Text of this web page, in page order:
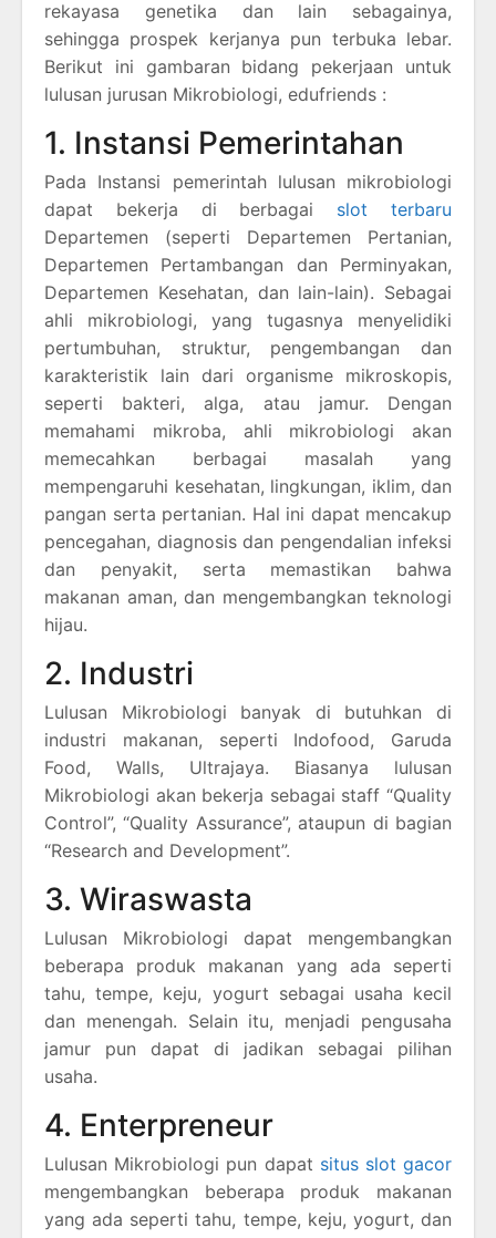
rekayasa genetika dan lain sebagainya,
sehingga prospek kerjanya pun terbuka lebar.
Berikut ini gambaran bidang pekerjaan untuk
lulusan jurusan Mikrobiologi, edufriends :
1. Instansi Pemerintahan
Pada Instansi pemerintah lulusan mikrobiologi
dapat bekerja di berbagai slot terbaru
Departemen (seperti Departemen Pertanian,
Departemen Pertambangan dan Perminyakan,
Departemen Kesehatan, dan lain-lain). Sebagai
ahli mikrobiologi, yang tugasnya menyelidiki
pertumbuhan, struktur, pengembangan dan
karakteristik lain dari organisme mikroskopis,
seperti bakteri, alga, atau jamur. Dengan
memahami mikroba, ahli mikrobiologi akan
memecahkan berbagai masalah yang
mempengaruhi kesehatan, lingkungan, iklim, dan
pangan serta pertanian. Hal ini dapat mencakup
pencegahan, diagnosis dan pengendalian infeksi
dan penyakit, serta memastikan bahwa
makanan aman, dan mengembangkan teknologi
hijau.
2. Industri
Lulusan Mikrobiologi banyak di butuhkan di
industri makanan, seperti Indofood, Garuda
Food, Walls, Ultrajaya. Biasanya lulusan
Mikrobiologi akan bekerja sebagai staff “Quality
Control”, “Quality Assurance”, ataupun di bagian
“Research and Development”.
3. Wiraswasta
Lulusan Mikrobiologi dapat mengembangkan
beberapa produk makanan yang ada seperti
tahu, tempe, keju, yogurt sebagai usaha kecil
dan menengah. Selain itu, menjadi pengusaha
jamur pun dapat di jadikan sebagai pilihan
usaha.
4. Enterpreneur
Lulusan Mikrobiologi pun dapat situs slot gacor
mengembangkan beberapa produk makanan
yang ada seperti tahu, tempe, keju, yogurt, dan